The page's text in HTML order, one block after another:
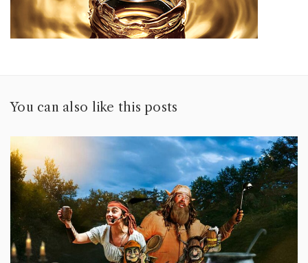
You can also like this posts